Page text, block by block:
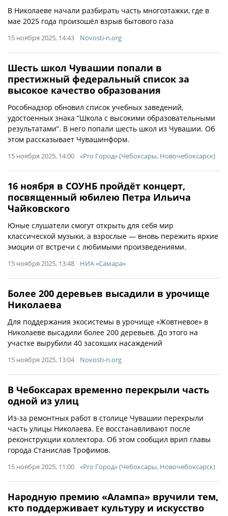
В Николаеве начали разбирать часть многоэтажки, где в
мае 2025 года произошёл взрыв бытового газа
15 ноября 2025, 14:43 Novosti-n.org
Шесть школ Чувашии попали в
престижный федеральный список за
высокое качество образования
Рособнадзор обновил список учебных заведений,
удостоенных знака “Школа с высокими образовательными
результатами”. В него попали шесть школ из Чувашии. Об
этом рассказывает Чувашинформ.
15 ноября 2025, 14:00 «Pro Город» (Чебоксары, Новочебоксарск)
16 ноября в СОУНБ пройдёт концерт,
посвященный юбилею Петра Ильича
Чайковского
Юные слушатели смогут открыть для себя мир
классической музыки, а взрослые — вновь пережить яркие
эмоции от встречи с любимыми произведениями.
15 ноября 2025, 13:48 НИА «Самара»
Более 200 деревьев высадили в урочище
Николаева
Для поддержания экосистемы в урочище «Жовтневое» в
Николаеве высадили более 200 деревьев. До этого на
участке вырубили 40 засохших насаждений
15 ноября 2025, 13:04 Novosti-n.org
В Чебоксарах временно перекрыли часть
одной из улиц
Из-за ремонтных работ в столице Чувашии перекрыли
часть улицы Николаева. Ее восстанавливают после
реконструкции коллектора. Об этом сообщил врип главы
города Станислав Трофимов.
15 ноября 2025, 11:00 «Pro Город» (Чебоксары, Новочебоксарск)
Народную премию «Алампа» вручили тем,
кто поддерживает культуру и искусство